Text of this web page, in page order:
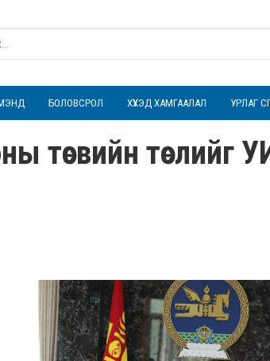
МЭНД БОЛОВСРОЛ ХҮҮХЭД ХАМГААЛАЛ УРЛАГ
төслийг